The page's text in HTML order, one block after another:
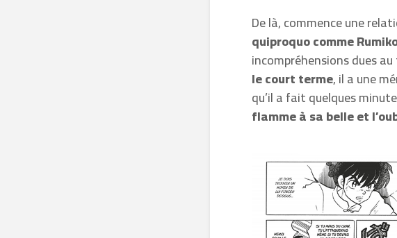
De là, commence une
quiproquo comme
incompréhensions dues
le court terme, il a une
qu’il a fait quelques
flamme à sa belle et